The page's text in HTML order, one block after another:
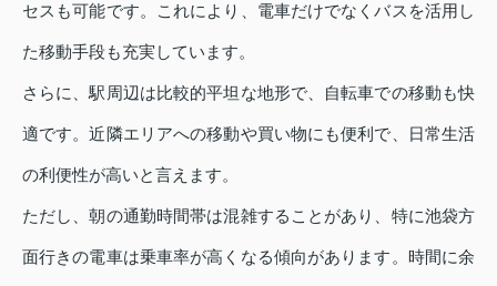
セスも可能です。これにより、電車だけでなくバスを活用し
た移動手段も充実しています。
さらに、駅周辺は比較的平坦な地形で、自転車での移動も快
適です。近隣エリアへの移動や買い物にも便利で、日常生活
の利便性が高いと言えます。
ただし、朝の通勤時間帯は混雑することがあり、特に池袋方
面行きの電車は乗車率が高くなる傾向があります。時間に余